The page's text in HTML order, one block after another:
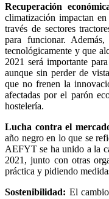
Recuperación
climatización impactan
través de sectores
para funcionar.
tecnológicamente y que
2021 será importante
aunque sin perder de
que no frenen la
afectadas por el parón
hostelería.
Lucha contra el
año negro en lo que se
AEFYT se ha unido a la
2021, junto con otras
práctica y pidiendo
Sostenibilidad: El